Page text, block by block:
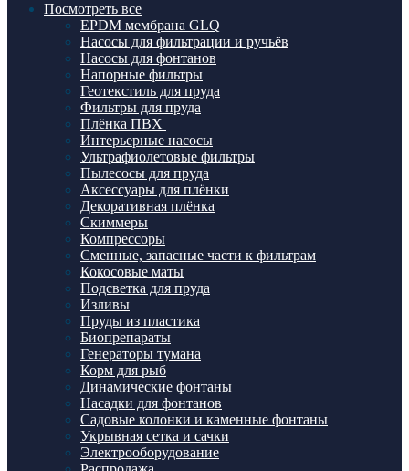
Посмотреть все
EPDM мембрана GLQ
Насосы для фильтрации и ручьёв
Насосы для фонтанов
Напорные фильтры
Геотекстиль для пруда
Фильтры для пруда
Плёнка ПВХ
Интерьерные насосы
Ультрафиолетовые фильтры
Пылесосы для пруда
Аксессуары для плёнки
Декоративная плёнка
Скиммеры
Компрессоры
Сменные, запасные части к фильтрам
Кокосовые маты
Подсветка для пруда
Изливы
Пруды из пластика
Биопрепараты
Генераторы тумана
Корм для рыб
Динамические фонтаны
Насадки для фонтанов
Садовые колонки и каменные фонтаны
Укрывная сетка и сачки
Электрооборудование